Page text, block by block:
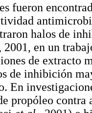
fueron
halos de
2001, en un
de extracto
de inhibición
En
propóleo contra